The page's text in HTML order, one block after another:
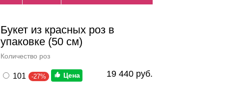
Букет из красных роз в
упаковке (50 см)
Количество роз
101 -27% 19 440 руб.